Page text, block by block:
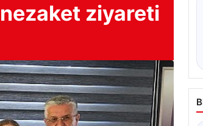
ziyareti